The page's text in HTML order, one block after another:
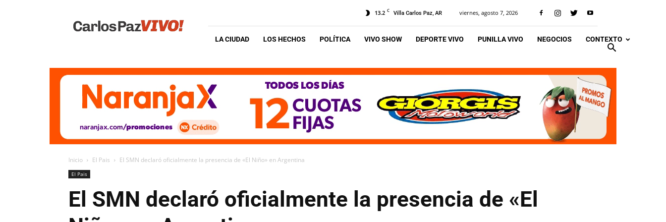
Vivo
13.2 C Villa Carlos Paz, AR viernes, agosto 7, 2026
LA CIUDAD LOS HECHOS POLÍTICA VIVO SHOW DEPORTE VIVO PUNILLA VIVO NEGOCIOS CONTEXTO
Inicio El Pais El SMN declaró oficialmente la presencia de «El Niño» en Argentina
El Pais
El SMN declaró oficialmente la presencia de «El